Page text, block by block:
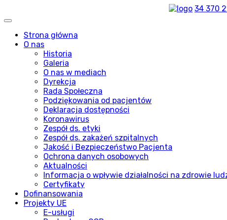
34 370
Strona główna
O nas
Historia
Galeria
O nas w mediach
Dyrekcja
Rada Społeczna
Podziękowania od pacjentów
Deklaracja dostępności
Koronawirus
Zespół ds. etyki
Zespół ds. zakażeń szpitalnych
Jakość i Bezpieczeństwo Pacjenta
Ochrona danych osobowych
Aktualności
Informacja o wpływie działalności na zdrowie
Certyfikaty
Dofinansowania
Projekty UE
E-usługi